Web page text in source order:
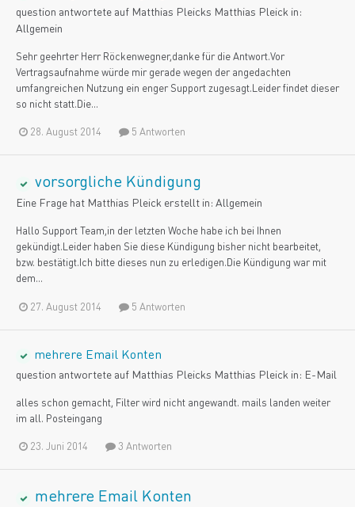
question antwortete auf Matthias Pleicks Matthias Pleick in:
Allgemein
Sehr geehrter Herr Röckenwegner,danke für die Antwort.Vor
Vertragsaufnahme würde mir gerade wegen der angedachten
umfangreichen Nutzung ein enger Support zugesagt.Leider findet dieser
so nicht statt.Die...
28. August 2014 5 Antworten
vorsorgliche Kündigung
Eine Frage hat Matthias Pleick erstellt in: Allgemein
Hallo Support Team,in der letzten Woche habe ich bei Ihnen
gekündigt.Leider haben Sie diese Kündigung bisher nicht bearbeitet,
bzw. bestätigt.Ich bitte dieses nun zu erledigen.Die Kündigung war mit
dem...
27. August 2014 5 Antworten
mehrere Email Konten
question antwortete auf Matthias Pleicks Matthias Pleick in: E-Mail
alles schon gemacht, Filter wird nicht angewandt. mails landen weiter
im all. Posteingang
23. Juni 2014 3 Antworten
mehrere Email Konten